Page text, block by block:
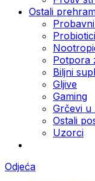
Ostali
Probiotici
Potpora
Biljni
Gljive
Gaming
Grčevi u
Ostali
Uzorci
Odjeća